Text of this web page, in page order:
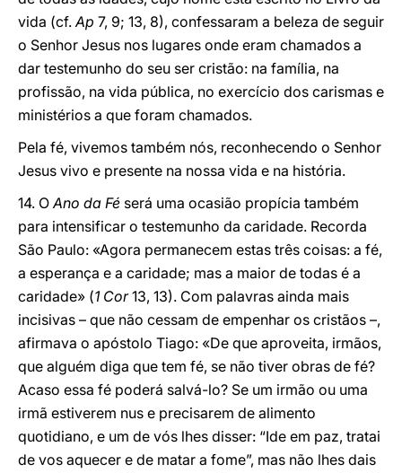
vida (cf.Ap 7, 9; 13, 8), confessaram a beleza de seguir
o Senhor Jesus nos lugares onde eram chamados a
dar testemunho do seu ser cristão: na família, na
profissão, na vida pública, no exercício dos carismas e
ministérios a que foram chamados.
Pela fé, vivemos também nós, reconhecendo o Senhor
Jesus vivo e presente na nossa vida e na história.
14. OAno da Fé será uma ocasião propícia também
para intensificar o testemunho da caridade. Recorda
São Paulo: «Agora permanecem estas três coisas: a fé,
a esperança e a caridade; mas a maior de todas é a
caridade» (1 Cor13, 13). Com palavras ainda mais
incisivas – que não cessam de empenhar os cristãos –,
afirmava o apóstolo Tiago: «De que aproveita, irmãos,
que alguém diga que tem fé, se não tiver obras de fé?
Acaso essa fé poderá salvá-lo? Se um irmão ou uma
irmã estiverem nus e precisarem de alimento
quotidiano, e um de vós lhes disser: “Ide em paz, tratai
de vos aquecer e de matar a fome”, mas não lhes dais